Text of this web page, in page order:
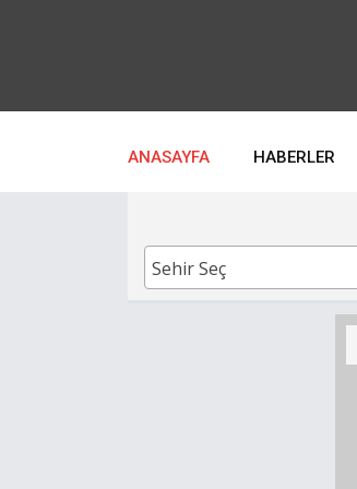
ANASAYFA HABERLER
Sehir Seç